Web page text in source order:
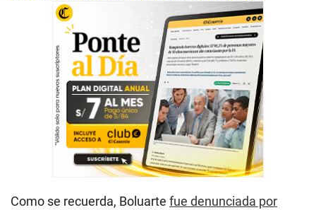
Como se recuerda, Boluarte fue denunciada por